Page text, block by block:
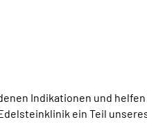
Indikationen und
ein Teil